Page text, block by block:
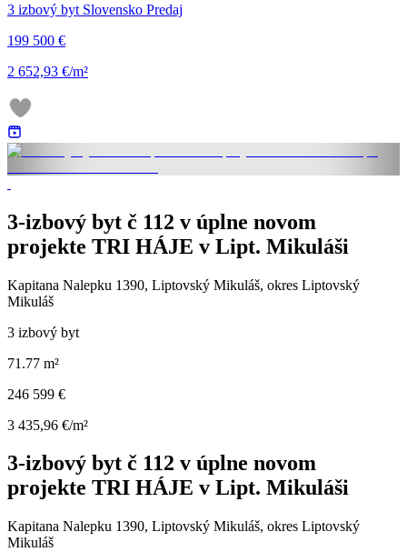
3 izbový byt Slovensko Predaj
199 500 €
2 652,93 €/m²
3-izbový byt č 112 v úplne novom
projekte TRI HÁJE v Lipt. Mikuláši
Kapitana Nalepku 1390, Liptovský Mikuláš, okres Liptovský
Mikuláš
3 izbový byt
71.77 m²
246 599 €
3 435,96 €/m²
3-izbový byt č 112 v úplne novom
projekte TRI HÁJE v Lipt. Mikuláši
Kapitana Nalepku 1390, Liptovský Mikuláš, okres Liptovský
Mikuláš